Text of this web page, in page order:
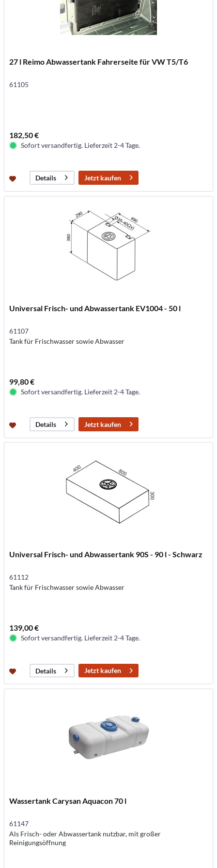
27 l Reimo Abwassertank Fahrerseite für VW T5/T6
61105
182,50 €
Sofort versandfertig. Lieferzeit 2-4 Tage.
Details Jetzt kaufen
Universal Frisch- und Abwassertank EV1004 - 50 l
61107
Tank für Frischwasser sowie Abwasser
99,80 €
Sofort versandfertig. Lieferzeit 2-4 Tage.
Details Jetzt kaufen
Universal Frisch- und Abwassertank 90S - 90 l - Schwarz
61112
Tank für Frischwasser sowie Abwasser
139,00 €
Sofort versandfertig. Lieferzeit 2-4 Tage.
Details Jetzt kaufen
Wassertank Carysan Aquacon 70 l
61147
Als Frisch- oder Abwassertank nutzbar, mit großer
Reinigungsöffnung